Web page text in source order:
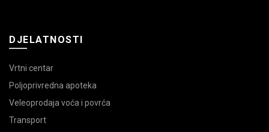
DJELATNOSTI
Vrtni centar
Poljoprivredna apoteka
Veleoprodaja voća i povrća
Transport